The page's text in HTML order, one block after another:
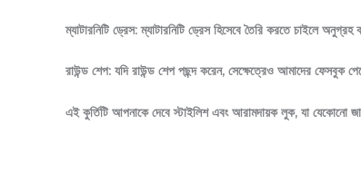
ম্যাটারনিটি ড্রেস: ম্যাটারনিটি ড্রেস হিসেবে তৈরি করতে চাইলে
রাউন্ড শেপ: যদি রাউন্ড শেপ পছন্দ করেন, সেক্ষেত্রেও আমাদের ফেসবুক
এই কুর্তিটি আপনাকে দেবে স্টাইলিশ এবং আরামদায়ক লুক, যা যেকোনো